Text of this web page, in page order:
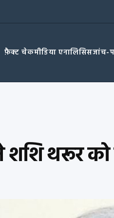
फ़ैक्ट चेकमीडिया एनालिसिसजांच-
शशि थरूर